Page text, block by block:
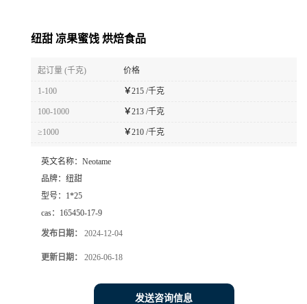
纽甜 凉果蜜饯 烘焙食品
起订量 (千克) 价格
1-100 ￥215 /千克
100-1000 ￥213 /千克
≥1000 ￥210 /千克
英文名称： Neotame
品牌： 纽甜
型号： 1*25
cas： 165450-17-9
发布日期： 2024-12-04
更新日期： 2026-06-18
发送咨询信息